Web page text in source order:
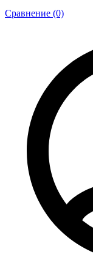
Сравнение (0)